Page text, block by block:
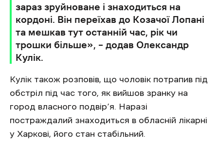
зараз зруйноване і знаходиться на
кордоні. Він переїхав до Козачої Лопані
та мешкав тут останній час, рік чи
трошки більше‎», – додав Олександр
Кулік.
Кулік також розповів, що чоловік потрапив під
обстріл під час того, як вийшов зранку на
город власного подвір’я. Наразі
постраждалий знаходиться в обласній лікарні
у Харкові, його стан стабільний.